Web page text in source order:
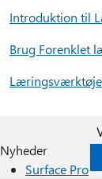
Introduktion til
Brug Forenklet
Nyheder
Surface Pro